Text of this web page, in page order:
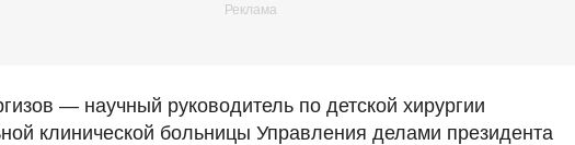
— научный руководитель по детской хирургии
клинической больницы Управления делами президента